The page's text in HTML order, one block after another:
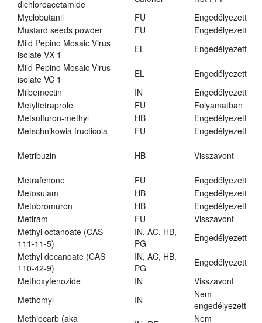
dichloroacetamide
Myclobutanil
FU
Engedélyezett
Mustard seeds powder
FU
Engedélyezett
Mild Pepino Mosaic Virus
isolate VX 1
EL
Engedélyezett
Mild Pepino Mosaic Virus
isolate VC 1
EL
Engedélyezett
Milbemectin
IN
Engedélyezett
Metyltetraprole
FU
Folyamatban
Metsulfuron-methyl
HB
Engedélyezett
Metschnikowia fructicola
FU Engedélyezett
Metribuzin HB Visszavont
Metrafenone FU
Engedélyezett
Metosulam
HB
Engedélyezett
Metobromuron
HB
Engedélyezett
Metiram
FU
Visszavont
Methyl octanoate (CAS
111-11-5)
IN, AC, HB,
PG
Engedélyezett
Methyl decanoate (CAS
110-42-9)
IN, AC, HB,
PG
Engedélyezett
Methoxyfenozide
IN
Visszavont
Methomyl
IN
Nem
engedélyezett
Methiocarb (aka
Nem